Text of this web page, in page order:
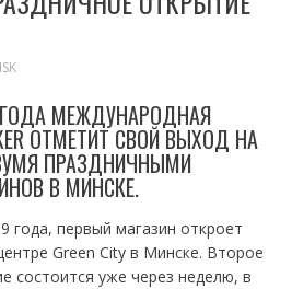
МЕЖДУНАРОДНАЯ
ОТМЕТИТ СВОЙ ВЫХОД НА
ПРАЗДНИЧНЫМИ
В МИНСКЕ.
года, первый магазин откроет
Green City в Минске. Второе
состоится уже через неделю, в